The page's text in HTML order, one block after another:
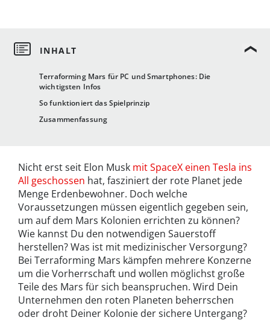
Terraforming Mars für PC und Smartphones: Die
wichtigsten Infos
So funktioniert das Spielprinzip
Zusammenfassung
Nicht erst seit Elon Musk mit SpaceX einen Tesla ins
All geschossen hat, fasziniert der rote Planet jede
Menge Erdenbewohner. Doch welche
Voraussetzungen müssen eigentlich gegeben sein,
um auf dem Mars Kolonien errichten zu können?
Wie kannst Du den notwendigen Sauerstoff
herstellen? Was ist mit medizinischer Versorgung?
Bei Terraforming Mars kämpfen mehrere Konzerne
um die Vorherrschaft und wollen möglichst große
Teile des Mars für sich beanspruchen. Wird Dein
Unternehmen den roten Planeten beherrschen
oder droht Deiner Kolonie der sichere Untergang?